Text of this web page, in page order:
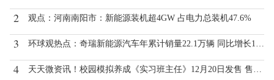
2 观点：河南南阳市：新能源装机超4GW 占电力总装机47.6%
3 环球观热点：奇瑞新能源汽车年累计销量22.1万辆 同比增长147.9%！
4 天天微资讯！校园模拟养成《实习班主任》12月20日发售 售价19元